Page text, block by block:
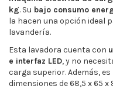
kg. Su bajo consumo
la hacen una opción ideal
lavandería.
Esta lavadora cuenta con
e interfaz LED, y no
carga superior. Además,
dimensiones de 68,5 x 65 x